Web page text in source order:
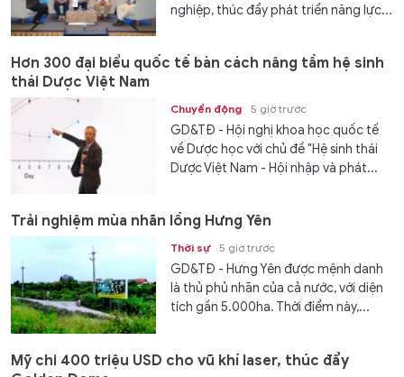
nghiệp, thúc đẩy phát triển năng lực...
Hơn 300 đại biểu quốc tế bàn cách nâng tầm hệ sinh
thái Dược Việt Nam
Chuyển động 5 giờ trước
GD&TĐ - Hội nghị khoa học quốc tế
về Dược học với chủ đề "Hệ sinh thái
Dược Việt Nam - Hội nhập và phát...
Trải nghiệm mùa nhãn lồng Hưng Yên
Thời sự 5 giờ trước
GD&TĐ - Hưng Yên được mệnh danh
là thủ phủ nhãn của cả nước, với diện
tích gần 5.000ha. Thời điểm này,...
Mỹ chi 400 triệu USD cho vũ khí laser, thúc đẩy